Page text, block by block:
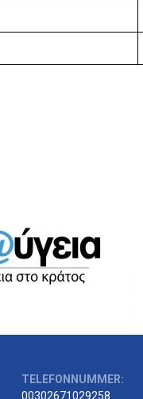
TELEFONNUMMER:
00302671029258